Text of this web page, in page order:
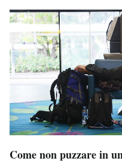
Come non puzzare in